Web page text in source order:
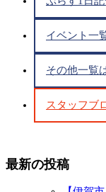
イベント一
その他一覧
スタッフブ
最新の投稿